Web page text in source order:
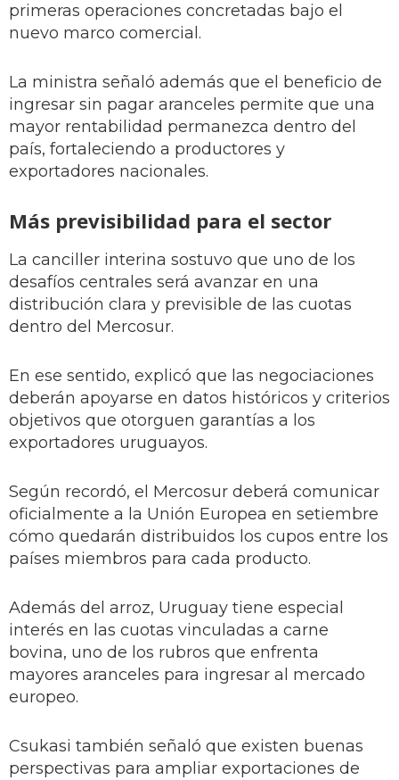
primeras operaciones concretadas bajo el
nuevo marco comercial.
La ministra señaló además que el beneficio de
ingresar sin pagar aranceles permite que una
mayor rentabilidad permanezca dentro del
país, fortaleciendo a productores y
exportadores nacionales.
Más previsibilidad para el sector
La canciller interina sostuvo que uno de los
desafíos centrales será avanzar en una
distribución clara y previsible de las cuotas
dentro del Mercosur.
En ese sentido, explicó que las negociaciones
deberán apoyarse en datos históricos y criterios
objetivos que otorguen garantías a los
exportadores uruguayos.
Según recordó, el Mercosur deberá comunicar
oficialmente a la Unión Europea en setiembre
cómo quedarán distribuidos los cupos entre los
países miembros para cada producto.
Además del arroz, Uruguay tiene especial
interés en las cuotas vinculadas a carne
bovina, uno de los rubros que enfrenta
mayores aranceles para ingresar al mercado
europeo.
Csukasi también señaló que existen buenas
perspectivas para ampliar exportaciones de